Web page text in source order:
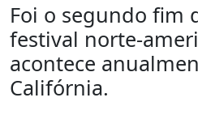
Foi o segundo fim
festival norte-
acontece
Califórnia.